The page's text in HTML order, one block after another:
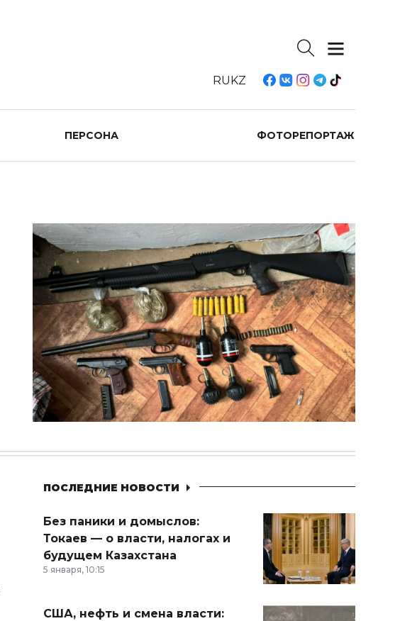
RUKZ
ПЕРСОНА ФОТОРЕПОРТАЖ
ПОСЛЕДНИЕ НОВОСТИ
Без паники и домыслов:
Токаев — о власти, налогах и
будущем Казахстана
5 января, 10:15
США, нефть и смена власти: